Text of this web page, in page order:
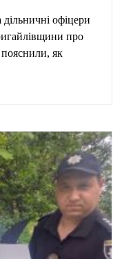
офіцери
про
пояснили, як